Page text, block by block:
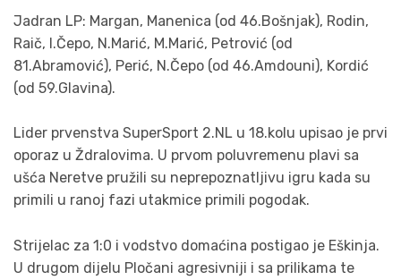
Jadran LP: Margan, Manenica (od 46.Bošnjak), Rodin,
Raič, I.Čepo, N.Marić, M.Marić, Petrović (od
81.Abramović), Perić, N.Čepo (od 46.Amdouni), Kordić
(od 59.Glavina).
Lider prvenstva SuperSport 2.NL u 18.kolu upisao je prvi
oporaz u Ždralovima. U prvom poluvremenu plavi sa
ušća Neretve pružili su neprepoznatljivu igru kada su
primili u ranoj fazi utakmice primili pogodak.
Strijelac za 1:0 i vodstvo domaćina postigao je Eškinja.
U drugom dijelu Pločani agresivniji i sa prilikama te